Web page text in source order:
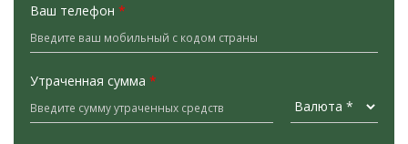
Ваш телефон *
Утраченная сумма *